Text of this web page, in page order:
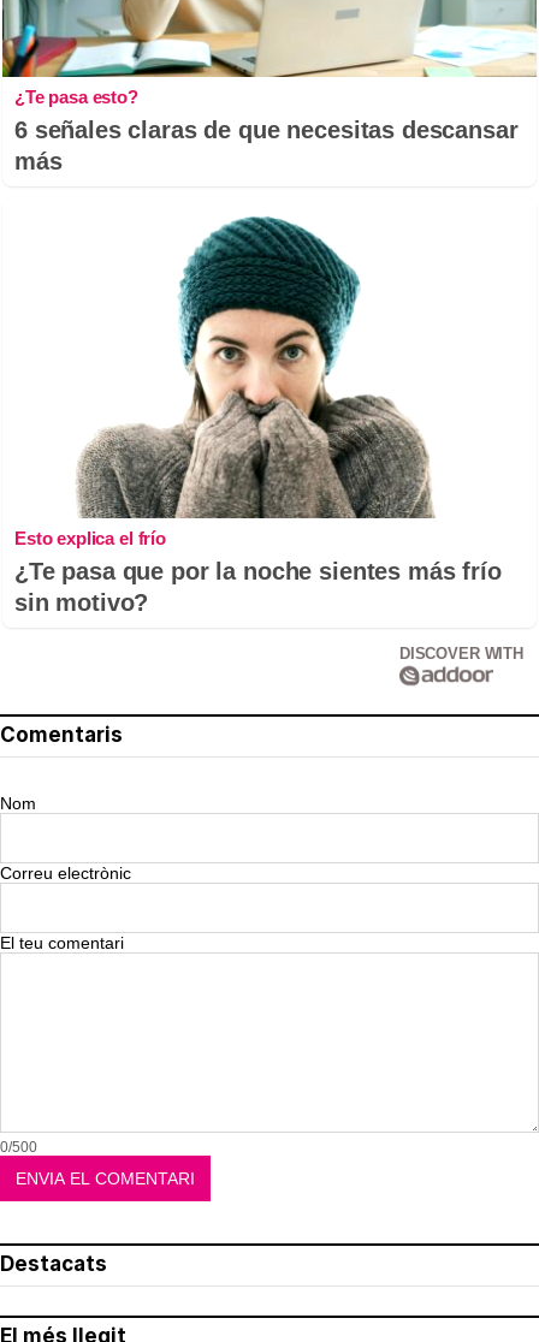
¿Te pasa esto?
6 señales claras de que necesitas descansar
más
Esto explica el frío
¿Te pasa que por la noche sientes más frío
sin motivo?
DISCOVER WITH
Comentaris
Nom
Correu electrònic
El teu comentari
0/500
Destacats
El més llegit